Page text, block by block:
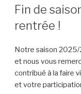
LE
Fin de
rentrée !
Notre saison 2025/
et nous vous
contribué à la faire
et votre